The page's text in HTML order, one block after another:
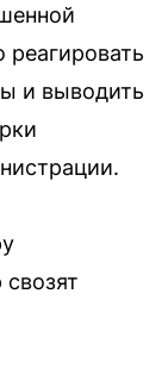
реагировать
и выводить